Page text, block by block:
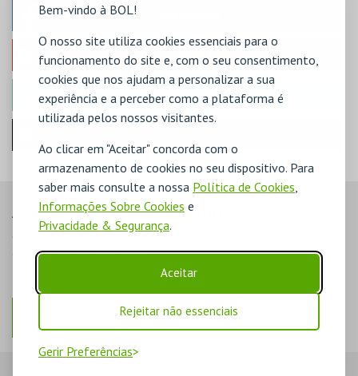
Bem-vindo à BOL!
O nosso site utiliza cookies essenciais para o
funcionamento do site e, com o seu consentimento,
cookies que nos ajudam a personalizar a sua
experiência e a perceber como a plataforma é
utilizada pelos nossos visitantes.
Ao clicar em "Aceitar" concorda com o
armazenamento de cookies no seu dispositivo. Para
saber mais consulte a nossa Política de Cookies
Informações Sobre Cookies e
Privacidade & Segurança.
Aceitar
Rejeitar não essenciais
Gerir Preferências
GOOGLE
MICROSOFT
AINDA NÃO ESTOU REGISTADO
O registo na plataforma BOL permite-lhe acompanhar as suas
compras na área de cliente.